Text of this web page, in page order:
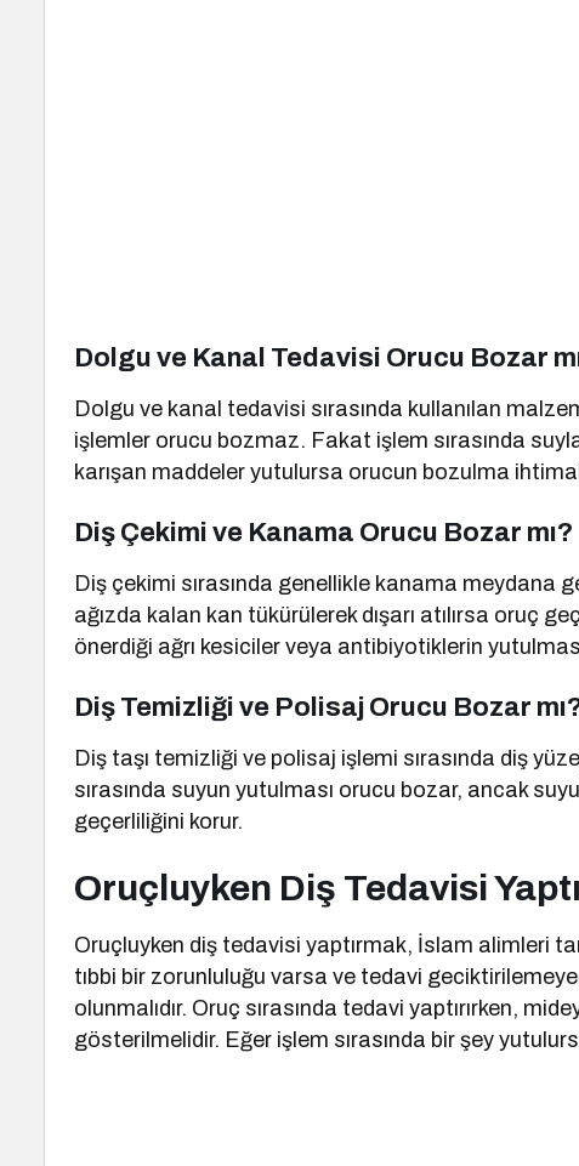
Dolgu ve Kanal Tedavisi Orucu Bozar
Dolgu ve kanal tedavisi sırasında kullanılan
işlemler orucu bozmaz. Fakat işlem sırasında
karışan maddeler yutulursa orucun bozulma
Diş Çekimi ve Kanama Orucu Bozar mı?
Diş çekimi sırasında genellikle kanama meydana
ağızda kalan kan tükürülerek dışarı atılırsa oruç
önerdiği ağrı kesiciler veya antibiyotiklerin
Diş Temizliği ve Polisaj Orucu Bozar
Diş taşı temizliği ve polisaj işlemi sırasında diş
sırasında suyun yutulması orucu bozar, ancak
geçerliliğini korur.
Oruçluyken Diş Tedavisi
Oruçluyken diş tedavisi yaptırmak, İslam alimleri
tıbbi bir zorunluluğu varsa ve tedavi
olunmalıdır. Oruç sırasında tedavi yaptırırken,
gösterilmelidir. Eğer işlem sırasında bir şey